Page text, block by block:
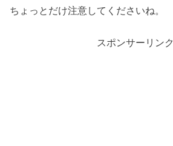
ちょっとだけ注意してくださいね。
スポンサーリンク